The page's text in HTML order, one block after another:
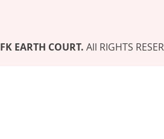
FK EARTH COURT. All RIGHTS